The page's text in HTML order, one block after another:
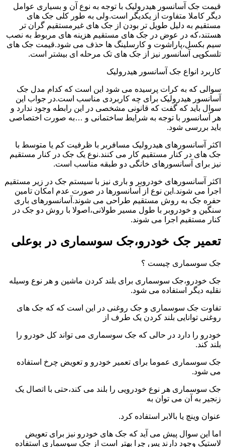
قیمت جک آسانسور هیدرولیک با توجه به نوع آن و بسیاری عوامل
دیگر کاملا متفاوت از یکدیگر است.ولی به طور کلی جک های
مستقیم به دلیل طویل تر بودن از جک های غیرمستقیم گران تر
هستند،که در عوض در جک های مستقیم هزینه های مربوط به نصب
سیم بکسل،پاراشوت و کارسلینگ ها حذف می شود.قیمت جک های
تلسکوپی آسانسور نیز از جک های تک مرحله ای بیشتر است.
کاربرد انواع جک آسانسور هیدرولیک
سوالی که به کرات پرسیده می شود این است که کدام مدل جک
آسانسور هیدرولیک برای چه کاربردی مناسب است.در جواب این
سوال باید که گفت که قانونی مشخصی در این رابطه وجود ندارد و
هر آسانسور با توجه به شرایط ساختمانی و …به صورت اختصاصی
باید بررسی شود.
اکثر آسانسورهای هیدرولیک مسافربر با ظرفیت کم یا متوسط با
جک های در کنار مستقیم کار می کنند.نوع یک جک در کنار مستقیم
نیز برای آسانسورهای خانگی دو طبقه مناسب است.
اکثر آسانسورهای خودروبر و باری نیز با سیستم جک در زیر مستقیم
اجرا می شوند.این نوع از آسانسورها در صورت عدم امکان تامین
حفره جک به روش مستقیم طراحی می شوند.آسانسورهای باری
سنگین و خودروبر با طول مسیر طولانی،اصولا با روش دو جک در
کنار مستقیم اجرا می شوند.
تعمیر جک خودرو،جک سوسماری در بوعلی
جک سوسماری چیست ؟
جک خودرو،جک سوسماری برای بلند کردن ماشین و هر نوع وسیله
نقلیه دیگر استفاده می شود.
تفاوت جک سوسماری و جک روغنی در این است که که جک های
روغنی توانایی بلند کردن یک طرف از
خودرو را دارد در حالی که جک سوسماری می تواند کل خودرو را
بلند کند.
جک سوسماری عموما برای تعمیر خودرو و تعویض چرخ استفاده
می شود.
جک سوسماری هر نوع خودرویی را بلند می کند،حتی با اتصال یک
زنجیر به آن می توان به
عنوان وینچ یا بالابر استفاده کرد.
اما این سوال پیش می آید که جک های خودرو نیز برای تعویض
لاستیک وجود دارند پس چرا بهتر است از جک سوسماری استفاده